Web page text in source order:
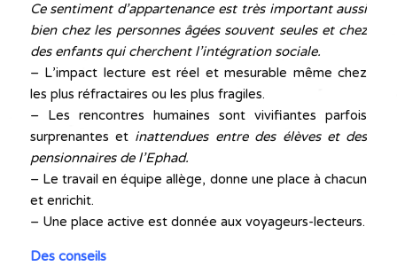
Ce sentiment d’appartenance est très important aussi
bien chez les personnes âgées souvent seules et chez
des enfants qui cherchent l’intégration sociale.
– L’impact lecture est réel et mesurable même chez
les plus réfractaires ou les plus fragiles.
– Les rencontres humaines sont vivifiantes parfois
surprenantes et inattendues entre des élèves et des
pensionnaires de l’Ephad.
– Le travail en équipe allège, donne une place à chacun
et enrichit.
– Une place active est donnée aux voyageurs-lecteurs.
Des conseils